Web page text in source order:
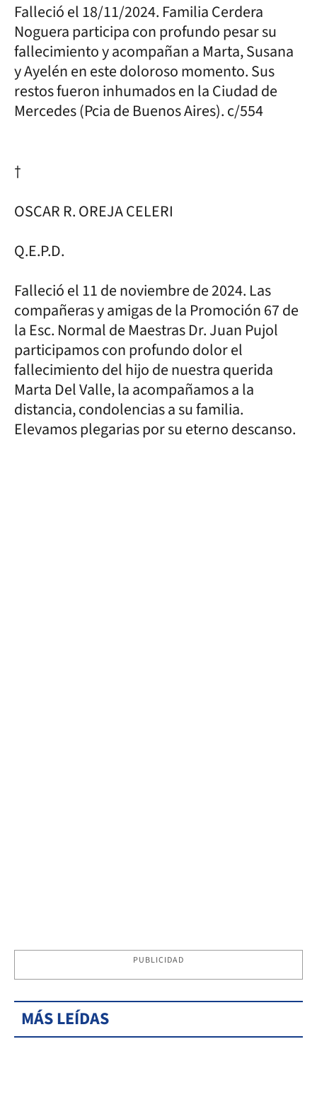
Falleció el 18/11/2024. Familia Cerdera
Noguera participa con profundo pesar su
fallecimiento y acompañan a Marta, Susana
y Ayelén en este doloroso momento. Sus
restos fueron inhumados en la Ciudad de
Mercedes (Pcia de Buenos Aires). c/554
†
OSCAR R. OREJA CELERI
Q.E.P.D.
Falleció el 11 de noviembre de 2024. Las
compañeras y amigas de la Promoción 67 de
la Esc. Normal de Maestras Dr. Juan Pujol
participamos con profundo dolor el
fallecimiento del hijo de nuestra querida
Marta Del Valle, la acompañamos a la
distancia, condolencias a su familia.
Elevamos plegarias por su eterno descanso.
PUBLICIDAD
MÁS LEÍDAS